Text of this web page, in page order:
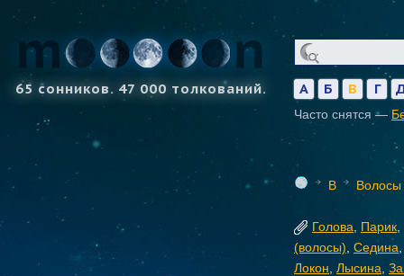
65 сонников. 47 000 толкований. А Б В Г
Часто снятся —
В Волосы
Голова Парик
(волосы) Седина
Локон Лысина